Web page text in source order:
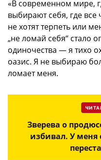
«В современном мире,
выбирают себя, где все
не хотят терпеть или
„не ломай себя“ стало
одиночества — я тихо
оазис. Я не выбираю
ломает меня.
Зверева о
избивал. У меня